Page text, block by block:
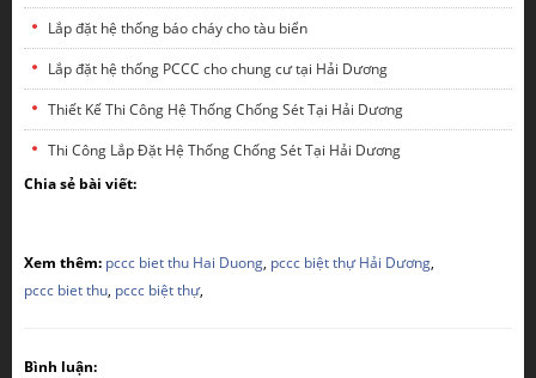
Lắp đặt hệ thống báo cháy cho tàu biển
Lắp đặt hệ thống PCCC cho chung cư tại Hải Dương
Thiết Kế Thi Công Hệ Thống Chống Sét Tại Hải Dương
Thi Công Lắp Đặt Hệ Thống Chống Sét Tại Hải Dương
Chia sẻ bài viết:
Xem thêm: pccc biet thu Hai Duong, pccc biệt thự Hải Dương,
pccc biet thu, pccc biệt thự,
Bình luận: